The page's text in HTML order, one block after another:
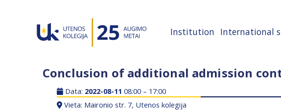
Institution International
Conclusion of additional admission
Data: 2022-08-11 08:00 – 17:00
Vieta: Maironio str. 7, Utenos kolegija